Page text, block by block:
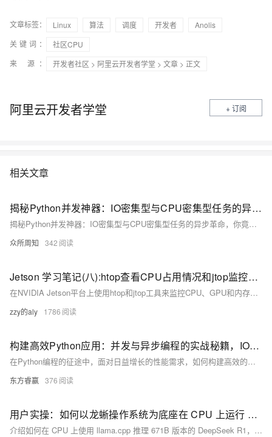
文章标签： Linux 算法 调度 开发者
Anolis
关键词：
社区CPU
来 源：
开发者社区 > 阿里云开发者学堂 > 文章 > 正文
阿里云开发者学堂 + 订阅
相关文章
揭秘Python并发神器：IO密集型与CPU密集型任务的异步革命，你竟还傻傻分不清？
揭秘Python并发神器：IO密集型与CPU密集型任务的异步革命，你竟还傻傻分不清？
众所周知 342
Jetson 学习笔记(八):htop查看CPU占用情况和jtop监控CPU和GPU
在NVIDIA Jetson平台上使用htop和jtop工具来监控CPU、GPU和内存的使用情况，并提供了安装和使用这些工具的具体命令。
zzy的aly 1786
构建高效Python应用：并发与异步编程的实战秘籍，IO与CPU密集型任务一网打尽！
在Python编程的征途中，面对日益增长的性能需求，如何构建高效的应用成为了每位开发者必须面对的课题。并发与异步编程作为提升程序性能的两大法宝，在处理IO密集型与CPU密集型任务时展现出了巨大的潜力。今天，我们将深入探讨这些技术的最佳实践，助你打造高效Python应用。
东方睿赢 376
用户实操：如何以龙蜥操作系统为底座在 CPU 上运行 DeepSeek-R1
介绍如何在 CPU 上使用 llama.cpp 推理 671B 版本的 DeepSeek R1，以及实际效果。